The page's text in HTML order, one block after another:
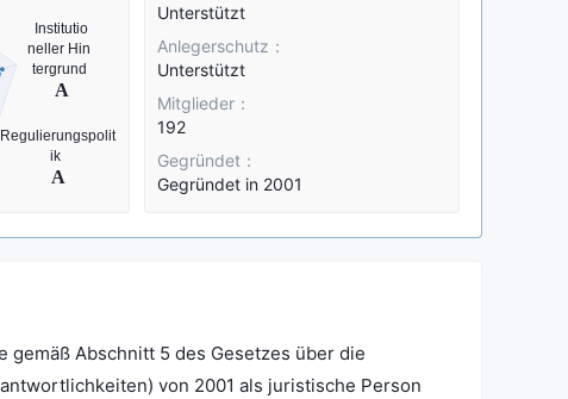
Unterstützt
Anlegerschutz：
Unterstützt
Mitglieder：
192
Gegründet：
Gegründet in 2001
gemäß Abschnitt 5 des Gesetzes über die
von 2001 als juristische Person